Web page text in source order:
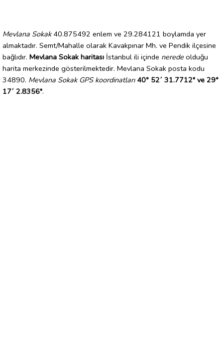
Mevlana Sokak40.875492 enlem ve 29.284121 boylamda yer
almaktadır. Semt/Mahalle olarak Kavakpınar Mh. ve Pendik ilçesine
bağlıdır. Mevlana Sokak haritası İstanbul ili içinde nerede olduğu
harita merkezinde gösterilmektedir. Mevlana Sokak posta kodu
34890. Mevlana Sokak GPS koordinatları 40° 52´ 31.7712" ve 29°
17´ 2.8356".